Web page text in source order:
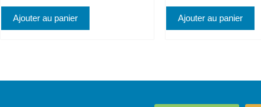
Ajouter au panier Ajouter au panier